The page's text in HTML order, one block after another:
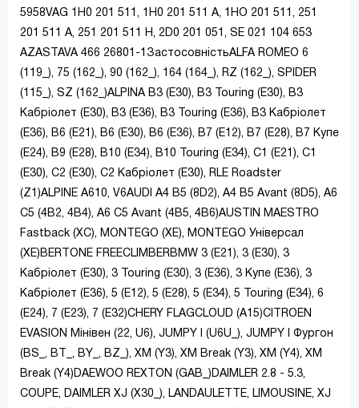
5958VAG 1H0 201 511, 1H0 201 511 A, 1HO 201 511, 251
201 511 A, 251 201 511 H, 2D0 201 051, SE 021 104 653
AZASTAVA 466 26801-1ЗастосовністьALFA ROMEO 6
(119_), 75 (162_), 90 (162_), 164 (164_), RZ (162_), SPIDER
(115_), SZ (162_)ALPINA B3 (E30), B3 Touring (E30), B3
Кабріолет (E30), B3 (E36), B3 Touring (E36), B3 Кабріолет
(E36), B6 (E21), B6 (E30), B6 (E36), B7 (E12), B7 (E28), B7 Купе
(E24), B9 (E28), B10 (E34), B10 Touring (E34), C1 (E21), C1
(E30), C2 (E30), C2 Кабріолет (E30), RLE Roadster
(Z1)ALPINE A610, V6AUDI A4 B5 (8D2), A4 B5 Avant (8D5), A6
C5 (4B2, 4B4), A6 C5 Avant (4B5, 4B6)AUSTIN MAESTRO
Fastback (XC), MONTEGO (XE), MONTEGO Універсал
(XE)BERTONE FREECLIMBERBMW 3 (E21), 3 (E30), 3
Кабріолет (E30), 3 Touring (E30), 3 (E36), 3 Купе (E36), 3
Кабріолет (E36), 5 (E12), 5 (E28), 5 (E34), 5 Touring (E34), 6
(E24), 7 (E23), 7 (E32)CHERY FLAGCLOUD (A15)CITROEN
EVASION Мінівен (22, U6), JUMPY I (U6U_), JUMPY I Фургон
(BS_, BT_, BY_, BZ_), XM (Y3), XM Break (Y3), XM (Y4), XM
Break (Y4)DAEWOO REXTON (GAB_)DAIMLER 2.8 - 5.3,
COUPE, DAIMLER XJ (X30_), LANDAULETTE, LIMOUSINE, XJ